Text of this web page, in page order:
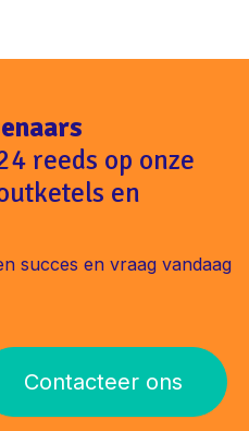
reeds op onze
en
succes en vraag vandaag
Contacteer ons